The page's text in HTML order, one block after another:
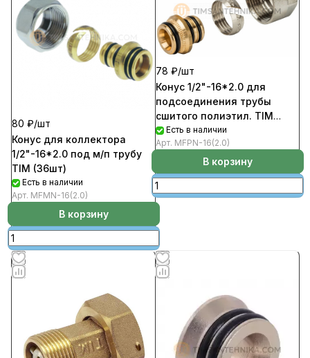
80 ₽/шт
Конус для коллектора
1/2"-16*2.0 под м/п трубу
TIM (36шт)
Есть в наличии
Арт. MFMN-16(2.0)
В корзину
78 ₽/шт
Конус 1/2"-16*2.0 для
подсоединения трубы
сшитого полиэтил. TIM
(36шт)
Есть в наличии
Арт. MFPN-16(2.0)
В корзину